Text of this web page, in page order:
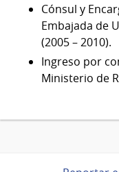
Cónsul y
Embajada de
(2005 – 2010).
Ingreso por
Ministerio de